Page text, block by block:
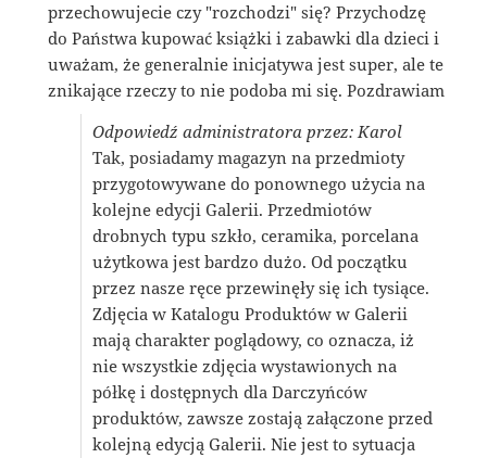
przechowujecie czy "rozchodzi" się? Przychodzę
do Państwa kupować książki i zabawki dla dzieci i
uważam, że generalnie inicjatywa jest super, ale te
znikające rzeczy to nie podoba mi się. Pozdrawiam
Odpowiedź administratora przez: Karol
Tak, posiadamy magazyn na przedmioty
przygotowywane do ponownego użycia na
kolejne edycji Galerii. Przedmiotów
drobnych typu szkło, ceramika, porcelana
użytkowa jest bardzo dużo. Od początku
przez nasze ręce przewinęły się ich tysiące.
Zdjęcia w Katalogu Produktów w Galerii
mają charakter poglądowy, co oznacza, iż
nie wszystkie zdjęcia wystawionych na
półkę i dostępnych dla Darczyńców
produktów, zawsze zostają załączone przed
kolejną edycją Galerii. Nie jest to sytuacja